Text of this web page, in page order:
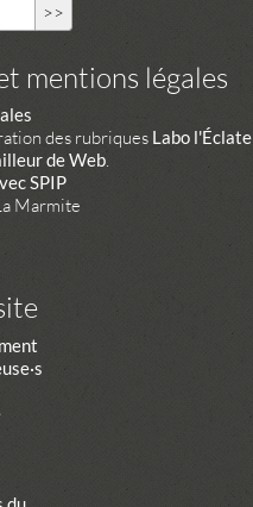
mentions légales
des rubriques Labo l'Éclate
de Web.
SPIP
Marmite